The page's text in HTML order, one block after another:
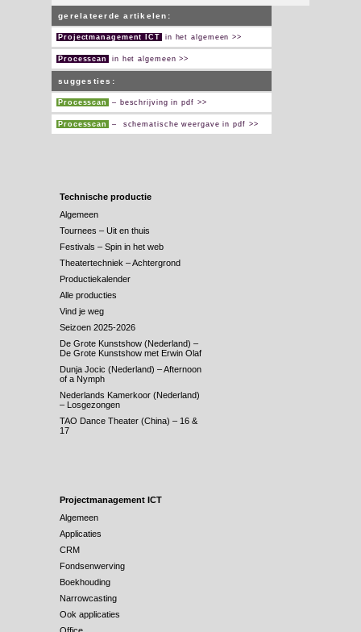
gerelateerde artikelen:
Projectmanagement ICT in het algemeen >>
Processcan in het algemeen >>
suggesties:
Processcan – beschrijving in pdf >>
Processcan – schematische weergave in pdf >>
Technische productie
Algemeen
Tournees – Uit en thuis
Festivals – Spin in het web
Theatertechniek – Achtergrond
Productiekalender
Alle producties
Vind je weg
Seizoen 2025-2026
De Grote Kunstshow (Nederland) –
De Grote Kunstshow met Erwin Olaf
Dunja Jocic (Nederland) – Afternoon
of a Nymph
Nederlands Kamerkoor (Nederland)
– Losgezongen
TAO Dance Theater (China) – 16 &
17
Projectmanagement ICT
Algemeen
Applicaties
CRM
Fondsenwerving
Boekhouding
Narrowcasting
Ook applicaties